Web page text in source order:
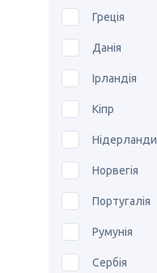
Греція
Данія
Ірландія
Кіпр
Нідерланди
Норвегія
Португалія
Румунія
Сербія